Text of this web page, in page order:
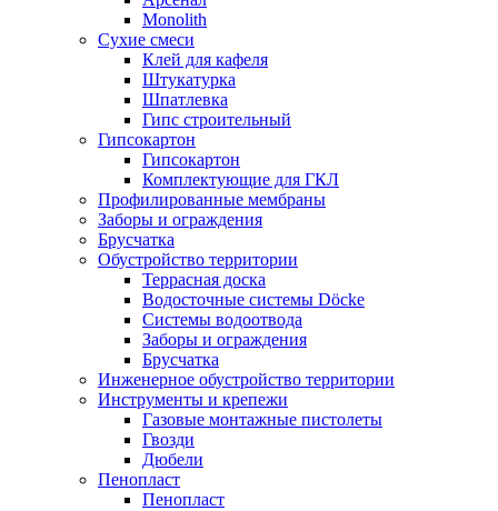
Monolith
Сухие смеси
Клей для кафеля
Штукатурка
Шпатлевка
Гипс строительный
Гипсокартон
Гипсокартон
Комплектующие для ГКЛ
Профилированные мембраны
Заборы и ограждения
Брусчатка
Обустройство территории
Террасная доска
Водосточные системы Döcke
Системы водоотвода
Заборы и ограждения
Брусчатка
Инженерное обустройство территории
Инструменты и крепежи
Газовые монтажные пистолеты
Гвозди
Дюбели
Пенопласт
Пенопласт